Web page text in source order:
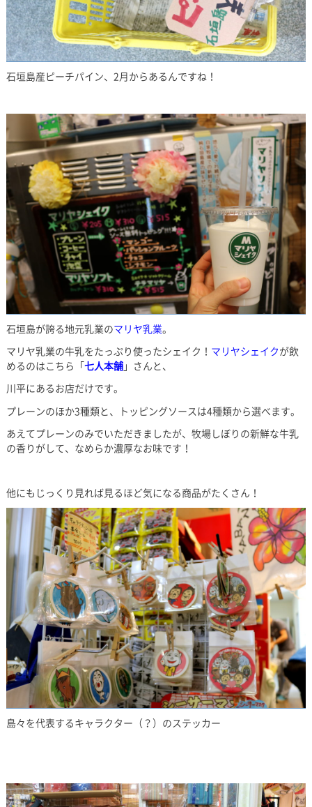
石垣島産ピーチパイン、2月からあるんですね！
石垣島が誇る地元乳業のマリヤ乳業。
マリヤ乳業の牛乳をたっぷり使ったシェイク！ マリヤシェイクが飲
めるのはこちら「七人本舗」さんと、
川平にあるお店だけです。
プレーンのほか3種類と、トッピングソースは4種類から選べます。
あえてプレーンのみでいただきましたが、牧場しぼりの新鮮な牛乳
の香りがして、なめらか濃厚なお味です！
他にもじっくり見れば見るほど気になる商品がたくさん！
島々を代表するキャラクター（？）のステッカー